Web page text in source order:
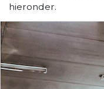
hieronder.